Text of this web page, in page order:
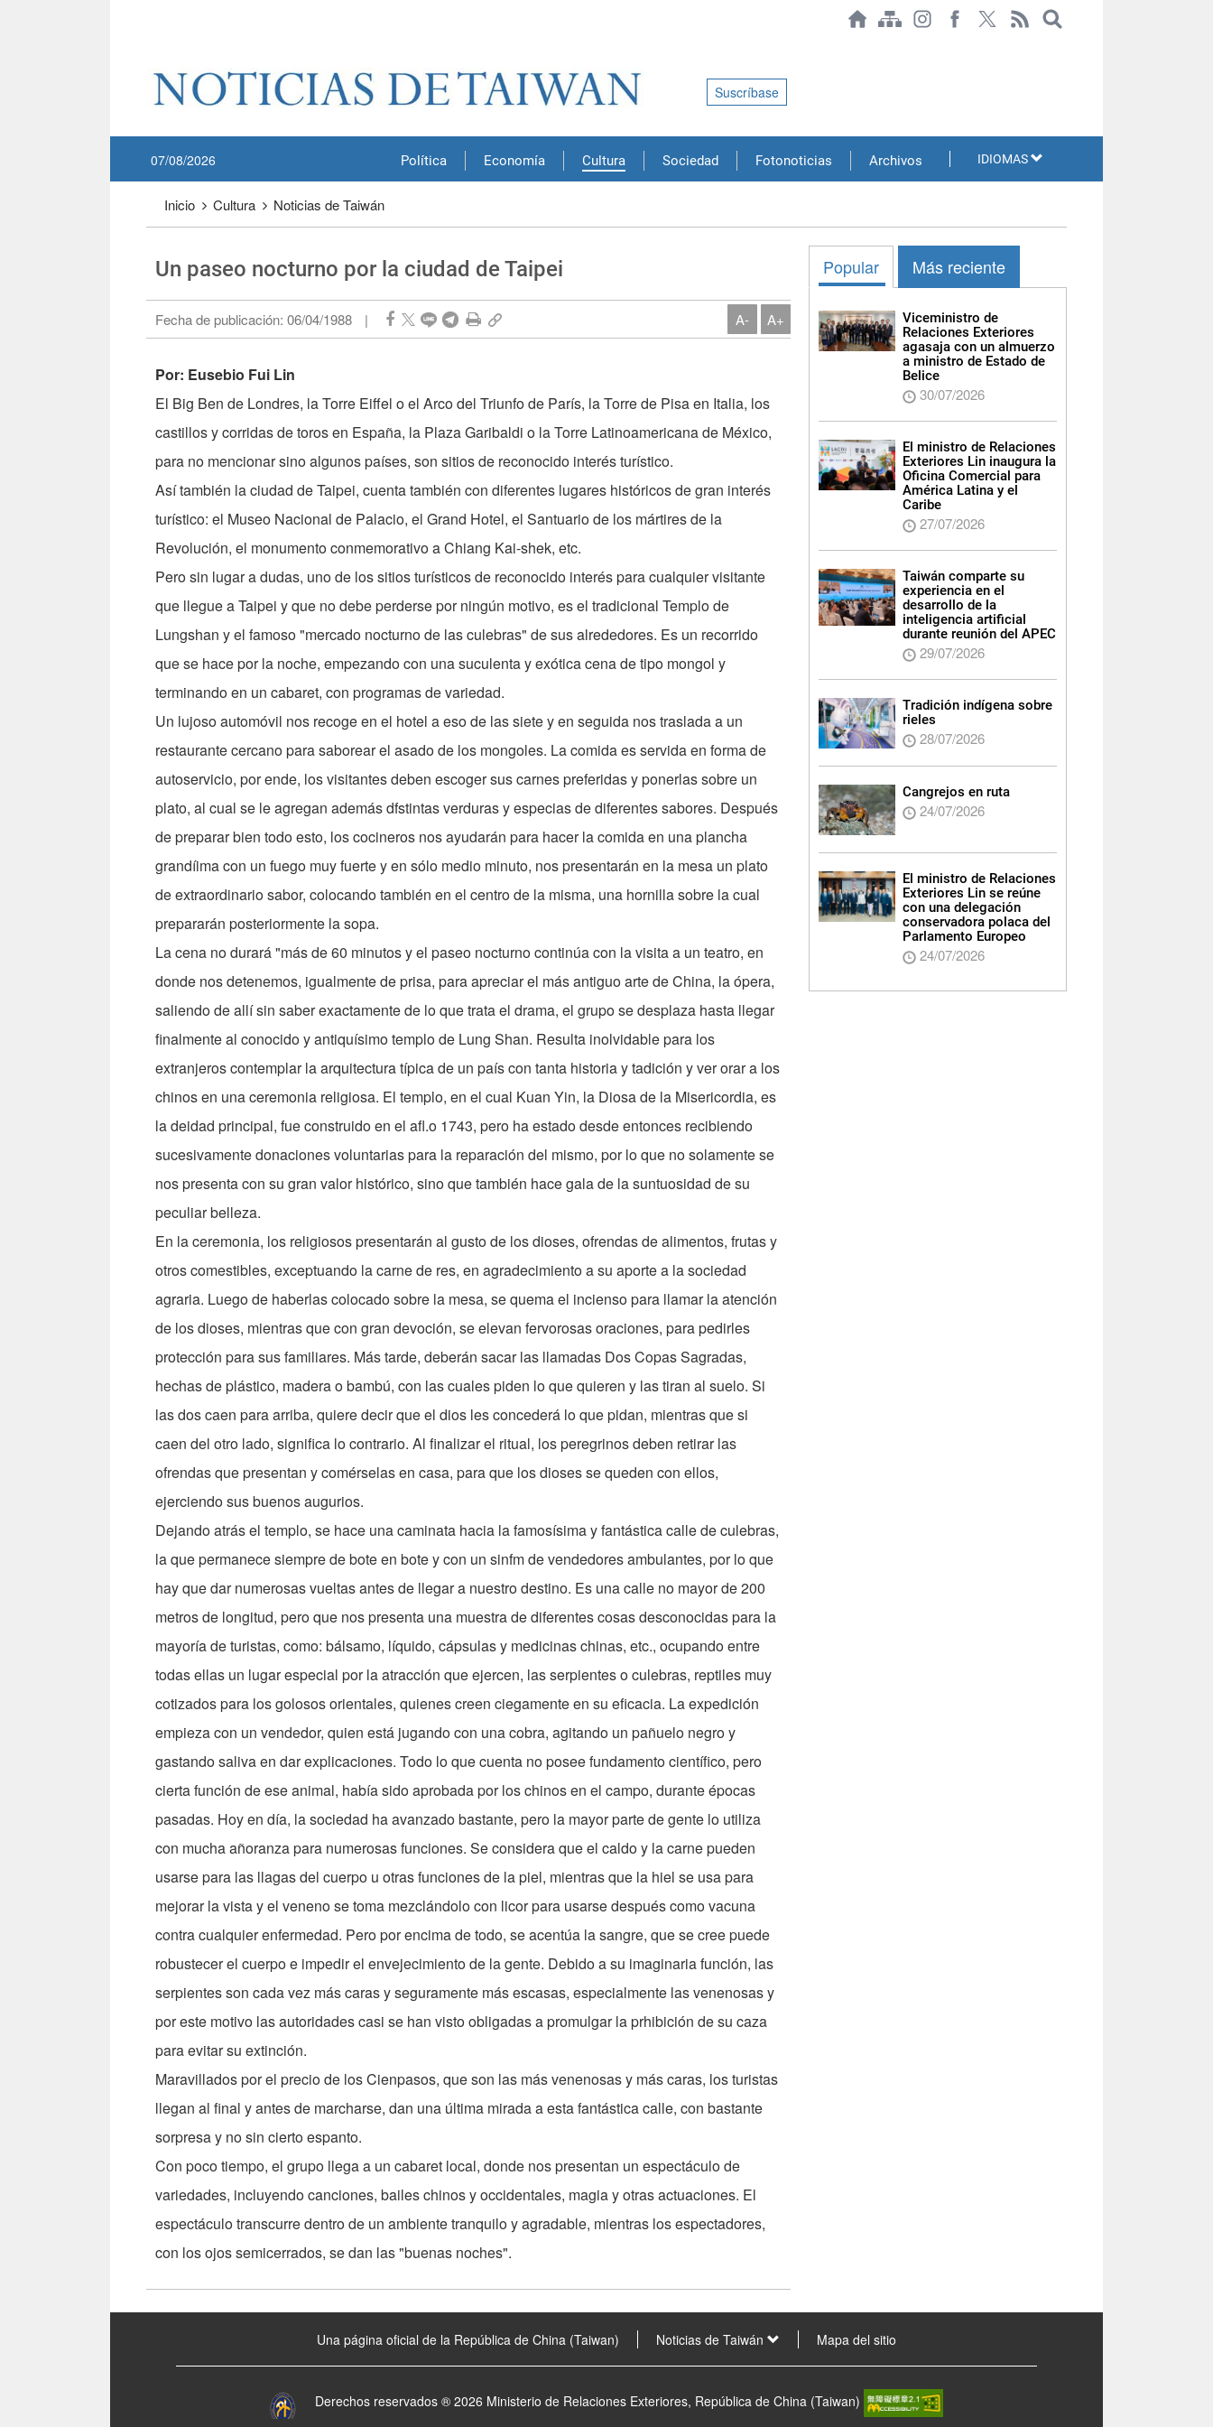
Política Economía Cultura Sociedad Fotonoticias Archivos
07/08/2026
Suscríbase
IDIOMAS
Inicio Cultura Noticias de Taiwán
Un paseo nocturno por la ciudad de Taipei
Fecha de publicación: 06/04/1988 | A- A+
Por: Eusebio Fui Lin
El Big Ben de Londres, la Torre Eiffel o el Arco del Triunfo de París, la Torre de Pisa en Italia, los
castillos y corridas de toros en España, la Plaza Garibaldi o la Torre Latinoamericana de México,
para no mencionar sino algunos países, son sitios de reconocido interés turístico.
Así también la ciudad de Taipei, cuenta también con diferentes lugares históricos de gran interés
turístico: el Museo Nacional de Palacio, el Grand Hotel, el Santuario de los mártires de la
Revolución, el monumento conmemorativo a Chiang Kai-shek, etc.
Pero sin lugar a dudas, uno de los sitios turísticos de reconocido interés para cualquier visitante
que llegue a Taipei y que no debe perderse por ningún motivo, es el tradicional Templo de
Lungshan y el famoso "mercado nocturno de las culebras" de sus alrededores. Es un recorrido
que se hace por la noche, empezando con una suculenta y exótica cena de tipo mongol y
terminando en un cabaret, con programas de variedad.
Un lujoso automóvil nos recoge en el hotel a eso de las siete y en seguida nos traslada a un
restaurante cercano para saborear el asado de los mongoles. La comida es servida en forma de
autoservicio, por ende, los visitantes deben escoger sus carnes preferidas y ponerlas sobre un
plato, al cual se le agregan además dfstintas verduras y especias de diferentes sabores. Después
de preparar bien todo esto, los cocineros nos ayudarán para hacer la comida en una plancha
grandíima con un fuego muy fuerte y en sólo medio minuto, nos presentarán en la mesa un plato
de extraordinario sabor, colocando también en el centro de la misma, una hornilla sobre la cual
prepararán posteriormente la sopa.
La cena no durará "más de 60 minutos y el paseo nocturno continúa con la visita a un teatro, en
donde nos detenemos, igualmente de prisa, para apreciar el más antiguo arte de China, la ópera,
saliendo de allí sin saber exactamente de lo que trata el drama, el grupo se desplaza hasta llegar
finalmente al conocido y antiquísimo templo de Lung Shan. Resulta inolvidable para los
extranjeros contemplar la arquitectura típica de un país con tanta historia y tadición y ver orar a los
chinos en una ceremonia religiosa. El templo, en el cual Kuan Yin, la Diosa de la Misericordia, es
la deidad principal, fue construido en el afl.o 1743, pero ha estado desde entonces recibiendo
sucesivamente donaciones voluntarias para la reparación del mismo, por lo que no solamente se
nos presenta con su gran valor histórico, sino que también hace gala de la suntuosidad de su
peculiar belleza.
En la ceremonia, los religiosos presentarán al gusto de los dioses, ofrendas de alimentos, frutas y
otros comestibles, exceptuando la carne de res, en agradecimiento a su aporte a la sociedad
agraria. Luego de haberlas colocado sobre la mesa, se quema el incienso para llamar la atención
de los dioses, mientras que con gran devoción, se elevan fervorosas oraciones, para pedirles
protección para sus familiares. Más tarde, deberán sacar las llamadas Dos Copas Sagradas,
hechas de plástico, madera o bambú, con las cuales piden lo que quieren y las tiran al suelo. Si
las dos caen para arriba, quiere decir que el dios les concederá lo que pidan, mientras que si
caen del otro lado, significa lo contrario. Al finalizar el ritual, los peregrinos deben retirar las
ofrendas que presentan y comérselas en casa, para que los dioses se queden con ellos,
ejerciendo sus buenos augurios.
Dejando atrás el templo, se hace una caminata hacia la famosísima y fantástica calle de culebras,
la que permanece siempre de bote en bote y con un sinfm de vendedores ambulantes, por lo que
hay que dar numerosas vueltas antes de llegar a nuestro destino. Es una calle no mayor de 200
metros de longitud, pero que nos presenta una muestra de diferentes cosas desconocidas para la
mayoría de turistas, como: bálsamo, líquido, cápsulas y medicinas chinas, etc., ocupando entre
todas ellas un lugar especial por la atracción que ejercen, las serpientes o culebras, reptiles muy
cotizados para los golosos orientales, quienes creen ciegamente en su eficacia. La expedición
empieza con un vendedor, quien está jugando con una cobra, agitando un pañuelo negro y
gastando saliva en dar explicaciones. Todo lo que cuenta no posee fundamento científico, pero
cierta función de ese animal, había sido aprobada por los chinos en el campo, durante épocas
pasadas. Hoy en día, la sociedad ha avanzado bastante, pero la mayor parte de gente lo utiliza
con mucha añoranza para numerosas funciones. Se considera que el caldo y la carne pueden
usarse para las llagas del cuerpo u otras funciones de la piel, mientras que la hiel se usa para
mejorar la vista y el veneno se toma mezclándolo con licor para usarse después como vacuna
contra cualquier enfermedad. Pero por encima de todo, se acentúa la sangre, que se cree puede
robustecer el cuerpo e impedir el envejecimiento de la gente. Debido a su imaginaria función, las
serpientes son cada vez más caras y seguramente más escasas, especialmente las venenosas y
por este motivo las autoridades casi se han visto obligadas a promulgar la prhibición de su caza
para evitar su extinción.
Maravillados por el precio de los Cienpasos, que son las más venenosas y más caras, los turistas
llegan al final y antes de marcharse, dan una última mirada a esta fantástica calle, con bastante
sorpresa y no sin cierto espanto.
Con poco tiempo, el grupo llega a un cabaret local, donde nos presentan un espectáculo de
variedades, incluyendo canciones, bailes chinos y occidentales, magia y otras actuaciones. El
espectáculo transcurre dentro de un ambiente tranquilo y agradable, mientras los espectadores,
con los ojos semicerrados, se dan las "buenas noches".
Popular Más reciente
Viceministro de
Relaciones Exteriores
agasaja con un almuerzo
a ministro de Estado de
Belice
30/07/2026
El ministro de Relaciones
Exteriores Lin inaugura la
Oficina Comercial para
América Latina y el
Caribe
27/07/2026
Taiwán comparte su
experiencia en el
desarrollo de la
inteligencia artificial
durante reunión del APEC
29/07/2026
Tradición indígena sobre
rieles
28/07/2026
Cangrejos en ruta
24/07/2026
El ministro de Relaciones
Exteriores Lin se reúne
con una delegación
conservadora polaca del
Parlamento Europeo
24/07/2026
Una página oficial de la República de China (Taiwan) Noticias de Taiwán Mapa del sitio
Derechos reservados ® 2026 Ministerio de Relaciones Exteriores, República de China (Taiwan)